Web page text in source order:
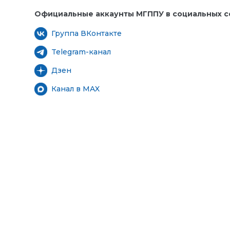
Официальные аккаунты МГППУ в социальных
Группа ВКонтакте
Telegram-канал
Дзен
Канал в MAX